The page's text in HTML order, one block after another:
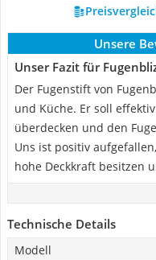
Unsere
Unser Fazit für
Der Fugenstift von
und Küche. Er soll
überdecken und den
Uns ist positiv
hohe Deckkraft besitzen
Technische Details
Modell